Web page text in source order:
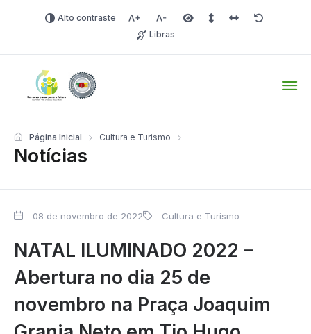
Alto contraste Aumentar fonte
Diminuir fonteÁrea selecionada
Espaçamento de linha
Espaço dos
Redefinir
Libras
Notícias
Página Inicial Cultura e Turismo
08 de novembro de 2022 Cultura e Turismo
NATAL ILUMINADO 2022 –
Abertura no dia 25 de
novembro na Praça Joaquim